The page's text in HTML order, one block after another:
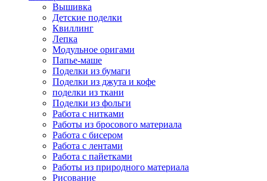
Вышивка
Детские поделки
Квиллинг
Лепка
Модульное оригами
Папье-маше
Поделки из бумаги
Поделки из джута и кофе
поделки из ткани
Поделки из фольги
Работа с нитками
Работы из бросового материала
Работа с бисером
Работа с лентами
Работа с пайетками
Работы из природного материала
Рисование